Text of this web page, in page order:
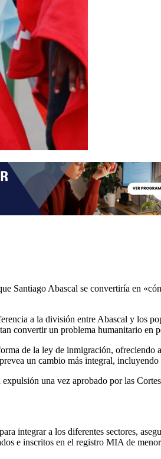
Abascal se convertiría en
a la división entre Abascal y los
convertir un problema humanitario en
de la ley de inmigración, ofreciendo
un cambio más integral, incluyendo
una vez aprobado por las
integrar a los diferentes sectores,
e inscritos en el registro MIA de